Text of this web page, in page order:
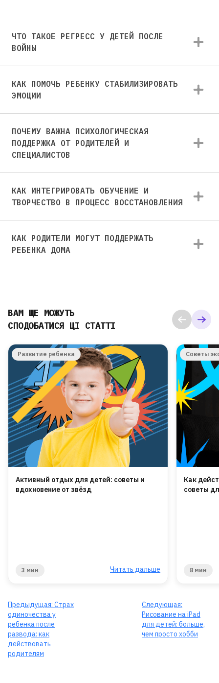
ЧТО ТАКОЕ РЕГРЕСС У ДЕТЕЙ ПОСЛЕ
ВОЙНЫ
КАК ПОМОЧЬ РЕБЕНКУ СТАБИЛИЗИРОВАТЬ
ЭМОЦИИ
ПОЧЕМУ ВАЖНА ПСИХОЛОГИЧЕСКАЯ
ПОДДЕРЖКА ОТ РОДИТЕЛЕЙ И
СПЕЦИАЛИСТОВ
КАК ИНТЕГРИРОВАТЬ ОБУЧЕНИЕ И
ТВОРЧЕСТВО В ПРОЦЕСС ВОССТАНОВЛЕНИЯ
КАК РОДИТЕЛИ МОГУТ ПОДДЕРЖАТЬ
РЕБЕНКА ДОМА
ВАМ ЩЕ МОЖУТЬ
СПОДОБАТИСЯ ЦІ СТАТТІ
Развитие ребенка
Активный отдых для детей: советы и
вдохновение от звёзд
3 мин Читать дальше
Советы
Как
советы
8 мин
Предыдущая: Страх
одиночества у
ребенка после
развода: как
действовать
родителям
Следующая:
Рисование на iPad
для детей: больше,
чем просто хобби